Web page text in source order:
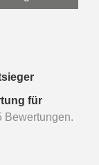
für
Bewertungen.